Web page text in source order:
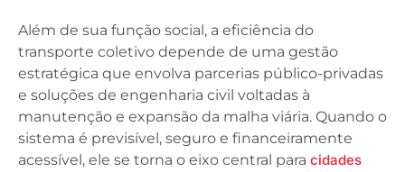
Além de sua função social, a eficiência do
transporte coletivo depende de uma gestão
estratégica que envolva parcerias público-privadas
e soluções de engenharia civil voltadas à
manutenção e expansão da malha viária. Quando o
sistema é previsível, seguro e financeiramente
acessível, ele se torna o eixo central para cidades